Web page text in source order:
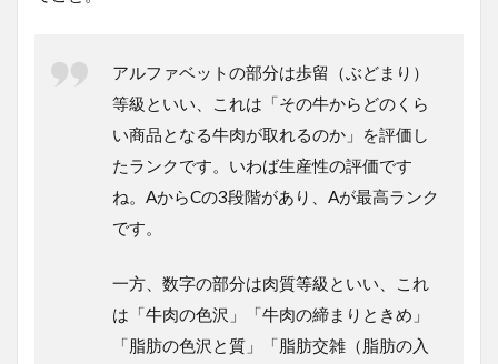
アルファベットの部分は歩留（ぶどまり）
等級といい、これは「その牛からどのくら
い商品となる牛肉が取れるのか」を評価し
たランクです。いわば生産性の評価です
ね。AからCの3段階があり、Aが最高ランク
です。
一方、数字の部分は肉質等級といい、これ
は「牛肉の色沢」「牛肉の締まりときめ」
「脂肪の色沢と質」「脂肪交雑（脂肪の入